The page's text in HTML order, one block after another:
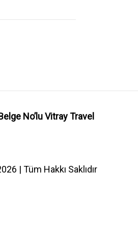
No’luVitray Travel
| Tüm Hakkı Saklıdır